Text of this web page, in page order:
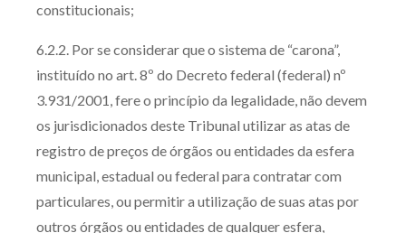
constitucionais;
6.2.2. Por se considerar que o sistema de “carona”,
instituído no art. 8º do Decreto federal (federal) nº
3.931/2001, fere o princípio da legalidade, não devem
os jurisdicionados deste Tribunal utilizar as atas de
registro de preços de órgãos ou entidades da esfera
municipal, estadual ou federal para contratar com
particulares, ou permitir a utilização de suas atas por
outros órgãos ou entidades de qualquer esfera,